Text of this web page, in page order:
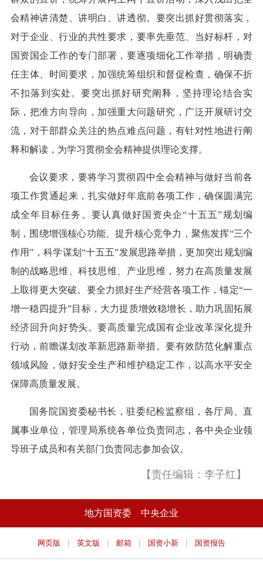
会精神讲清楚、讲明白、讲透彻。要突出抓好贯彻落实，
对于企业、行业的共性要求，要率先垂范、当好标杆，对
国资国企工作的专门部署，要逐项细化工作举措，明确责
任主体、时间要求，加强统筹组织和督促检查，确保不折
不扣落到实处。要突出抓好研究阐释，坚持理论结合实
际，把准方向导向，加强重大问题研究，广泛开展研讨交
流，对干部群众关注的热点难点问题，有针对性地进行阐
释和解读，为学习贯彻全会精神提供理论支撑。
会议要求，要将学习贯彻四中全会精神与做好当前各
项工作贯通起来，扎实做好年底前各项工作，确保圆满完
成全年目标任务。要认真做好国资央企“十五五”规划编
制，围绕增强核心功能、提升核心竞争力，聚焦发挥“三个
作用”，科学谋划“十五五”发展思路举措，更加突出规划编
制的战略思维、科技思维、产业思维，努力在高质量发展
上取得更大突破。要全力抓好生产经营各项工作，锚定“一
增一稳四提升”目标，大力提质增效稳增长，助力巩固拓展
经济回升向好势头。要高质量完成国有企业改革深化提升
行动，前瞻谋划改革新思路新举措。要有效防范化解重点
领域风险，做好安全生产和维护稳定工作，以高水平安全
保障高质量发展。
国务院国资委秘书长，驻委纪检监察组，各厅局、直
属事业单位，管理局系统各单位负责同志，各中央企业领
导班子成员和有关部门负责同志参加会议。
【责任编辑：李子红】
地方国资委 中央企业
网页版 | 英文版 | 邮箱 | 国资小新 | 国资报告